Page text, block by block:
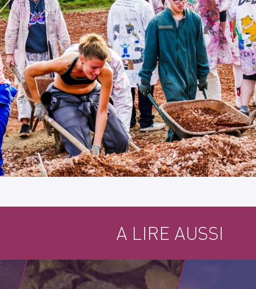
A LIRE AUSSI